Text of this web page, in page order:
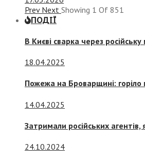
Prev Next Showing 1 Of 851
ПОДІЇ
В Києві сварка через
18.04.2025
Пожежа на Броварщині: горіло
14.04.2025
Затримали російських
24.10.2024